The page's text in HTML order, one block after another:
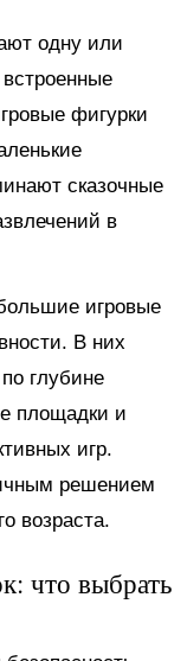
одну или
встроенные
фигурки
сказочные
в
игровые
В них
глубине
площадки и
игр.
решением
возраста.
что выбрать